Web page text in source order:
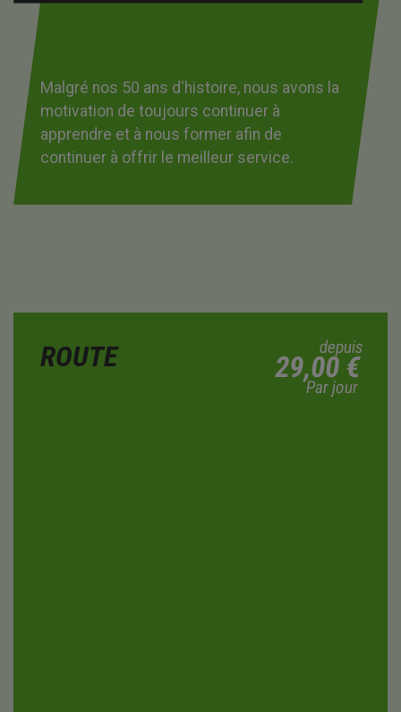
Malgré nos 50 ans d'histoire, nous avons la
motivation de toujours continuer à
apprendre et à nous former afin de
continuer à offrir le meilleur service.
ROUTE depuis
29,00 €
Par jour